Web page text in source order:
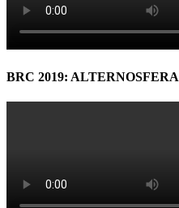
BRC 2019: ALTERNOSFERA